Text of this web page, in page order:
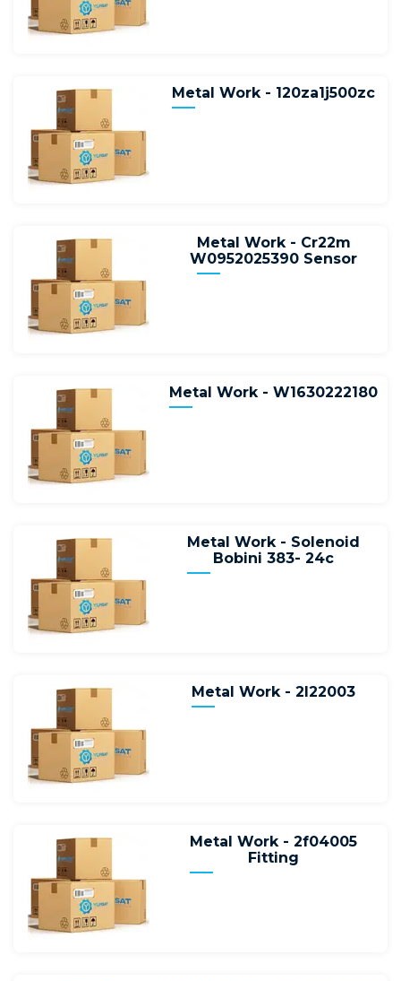
Metal Work - 120za1j500zc
Metal Work - Cr22m
W0952025390 Sensor
Metal Work - W1630222180
Metal Work - Solenoid
Bobini 383- 24c
Metal Work - 2l22003
Metal Work - 2f04005
Fitting